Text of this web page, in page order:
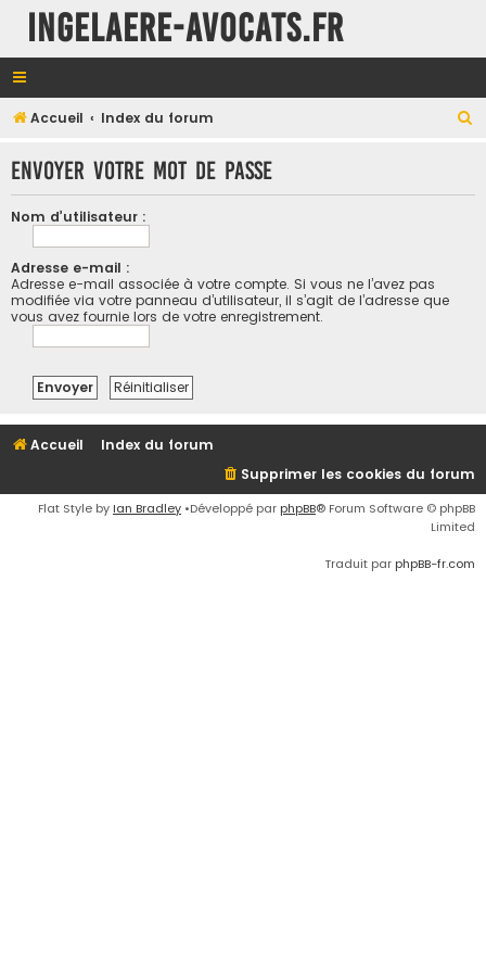
INGELAERE-AVOCATS.FR
Accueil Index du forum
h
Envoyer votre mot de passe
Nom d’utilisateur :
Adresse e-mail :
Adresse e-mail associée à votre compte. Si vous ne l’avez pas
modifiée via votre panneau d’utilisateur, il s’agit de l’adresse que
vous avez fournie lors de votre enregistrement.
Accueil
Index du forum
Supprimer les cookies du forum
Flat Style by Ian Bradley •Développé par phpBB® Forum Software © phpBB
Limited
Traduit par phpBB-fr.com